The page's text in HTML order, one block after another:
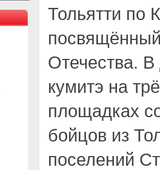
Тольятти по
Отечества. В
кумитэ на
площадках
бойцов из
поселений